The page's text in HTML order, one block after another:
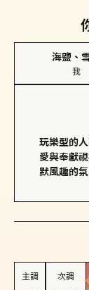
海鹽、
我
玩樂型的
愛與奉獻
默風趣的
主調 次調